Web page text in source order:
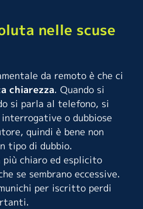
nelle scuse
da remoto è che ci
chiarezza. Quando si
si parla al telefono, si
o dubbiose
quindi è bene non
tipo di dubbio.
più chiaro ed esplicito
se sembrano eccessive.
per iscritto perdi